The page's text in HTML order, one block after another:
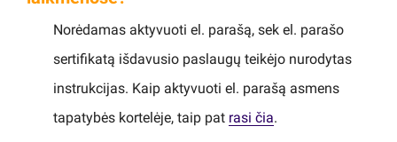
Norėdamas aktyvuoti el. parašą, sek el. parašo
sertifikatą išdavusio paslaugų teikėjo nurodytas
instrukcijas. Kaip aktyvuoti el. parašą asmens
tapatybės kortelėje, taip pat rasi čia.